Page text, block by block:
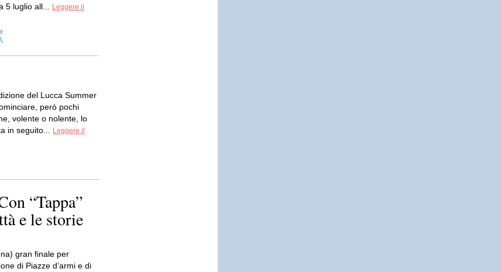
5 luglio all...
Leggere il
del Lucca Summer
però pochi
volente o nolente, lo
in seguito...
Leggere il
“Tappa”
e le storie
gran finale per
di Piazze d’armi e di